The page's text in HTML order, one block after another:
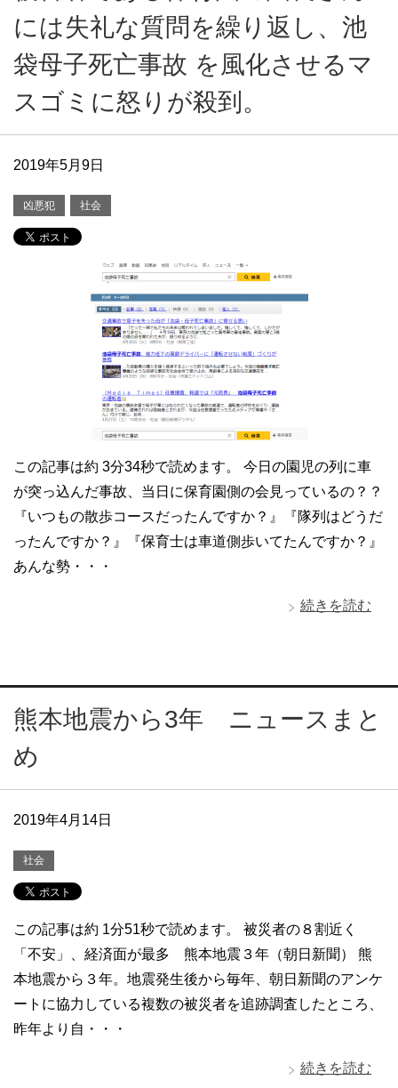
には失礼な質問を繰り返し、池
袋母子死亡事故 を風化させるマ
スゴミに怒りが殺到。
2019年5月9日
凶悪犯 社会
この記事は約 3分34秒で読めます。 今日の園児の列に車
が突っ込んだ事故、当日に保育園側の会見っているの？？
『いつもの散歩コースだったんですか？』『隊列はどうだ
ったんですか？』『保育士は車道側歩いてたんですか？』
あんな勢・・・
続きを読む
熊本地震から3年 ニュースまと
め
2019年4月14日
社会
この記事は約 1分51秒で読めます。 被災者の８割近く
「不安」、経済面が最多 熊本地震３年（朝日新聞） 熊
本地震から３年。地震発生後から毎年、朝日新聞のアンケ
ートに協力している複数の被災者を追跡調査したところ、
昨年より自・・・
続きを読む